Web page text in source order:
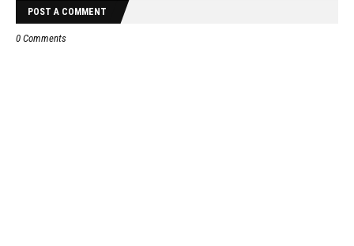
POST A COMMENT
0 Comments